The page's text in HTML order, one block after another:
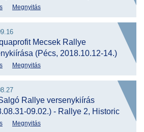
Megnyitás
Mecsek Rallye
(Pécs, 2018.10.12-14.)
Megnyitás
Rallye versenykiírás
09.02.) - Rallye 2, Historic
Megnyitás